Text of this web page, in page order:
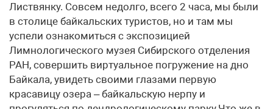
Листвянку. Совсем недолго, всего 2 часа, мы были
в столице байкальских туристов, но и там мы
успели ознакомиться с экспозицией
Лимнологического музея Сибирского отделения
РАН, совершить виртуальное погружение на дно
Байкала, увидеть своими глазами первую
красавицу озера – байкальскую нерпу и